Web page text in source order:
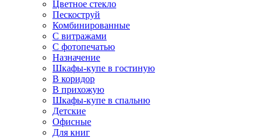
Цветное стекло
Пескоструй
Комбинированные
С витражами
С фотопечатью
Назначение
Шкафы-купе в гостиную
В коридор
В прихожую
Шкафы-купе в спальню
Детские
Офисные
Для книг